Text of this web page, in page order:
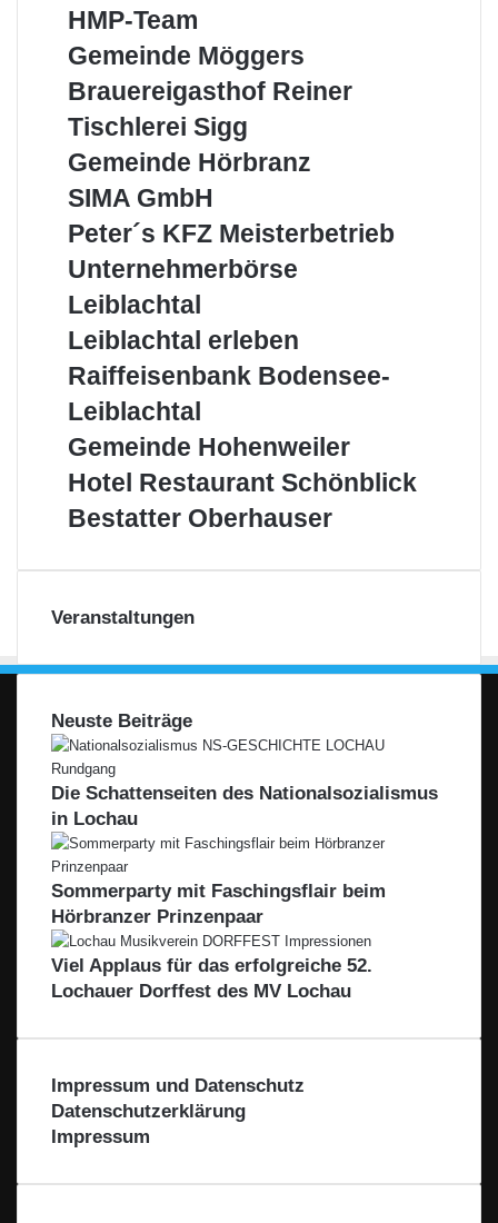
GmbH
HMP-
HMP-Team
Gemeinde
Gemeinde Möggers
Brauereigasthof
Brauereigasthof Reiner
Tischlerei
Tischlerei Sigg
Gemeinde
Gemeinde Hörbranz
SIMA
SIMA GmbH
Peter
KFZ
Meisterbetrieb
Peter´s KFZ Meisterbetrieb
Unternehmerbörse
Unternehmerbörse
Leiblachtal
Leiblachtal
Leiblachtal erleben
Raiffeisenbank
Leiblachtal
Raiffeisenbank Bodensee-
Leiblachtal
Gemeinde
Gemeinde Hohenweiler
Hotel
Schönblick
Hotel Restaurant Schönblick
Bestatter
Bestatter Oberhauser
Veranstaltungen
Neuste Beiträge
Die Schattenseiten des Nationalsozialismus
in Lochau
Sommerparty mit Faschingsflair beim
Hörbranzer Prinzenpaar
Viel Applaus für das erfolgreiche 52.
Lochauer Dorffest des MV Lochau
Impressum und Datenschutz
Datenschutzerklärung
Impressum